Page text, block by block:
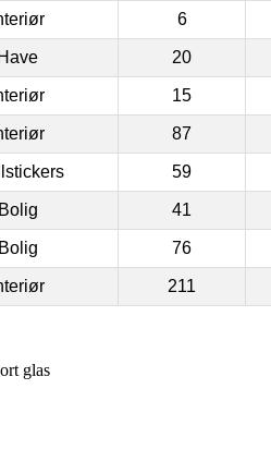
6
Have 20
15
87
59
Bolig 41
Bolig 76
211
glas